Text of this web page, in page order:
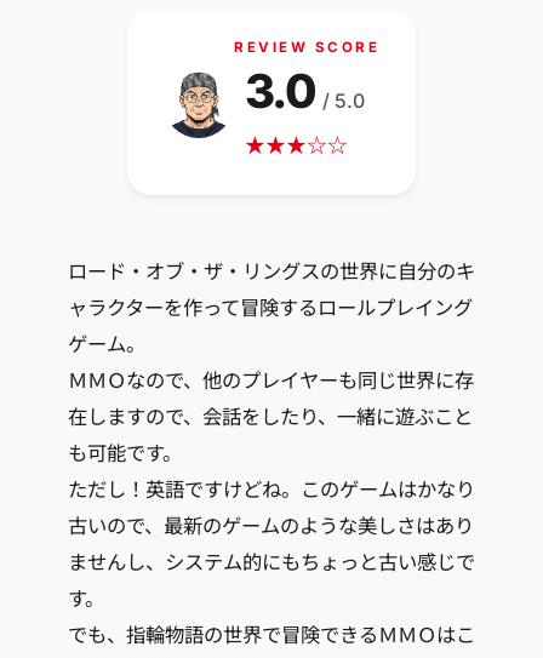
REVIEW SCORE
★★★☆☆
3.0 / 5.0
ロード・オブ・ザ・リングスの世界に自分のキ
ャラクターを作って冒険するロールプレイング
ゲーム。
ＭＭＯなので、他のプレイヤーも同じ世界に存
在しますので、会話をしたり、一緒に遊ぶこと
も可能です。
ただし！英語ですけどね。このゲームはかなり
古いので、最新のゲームのような美しさはあり
ませんし、システム的にもちょっと古い感じで
す。
でも、指輪物語の世界で冒険できるＭＭＯはこ